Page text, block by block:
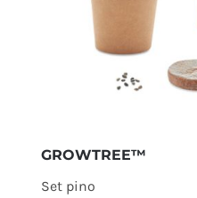
GROWTREE™
Set pino